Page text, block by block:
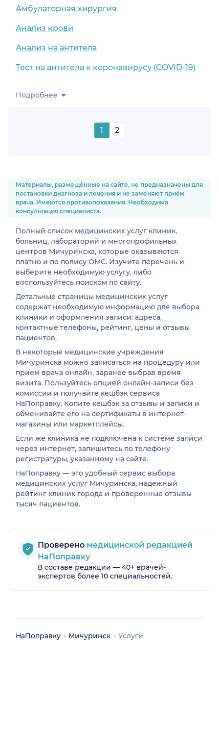
Амбулаторная хирургия
Анализ крови
Анализ на антитела
Тест на антитела к коронавирусу (COVID-19)
Подробнее
1 2
Материалы, размещённые на сайте, не предназначены для
постановки диагноза и лечения и не заменяют приём
врача. Имеются противопоказания. Необходима
консультация специалиста.
Полный список медицинских услуг клиник,
больниц, лабораторий и многопрофильных
центров Мичуринска, которые оказываются
платно и по полису ОМС. Изучите перечень и
выберите необходимую услугу, либо
воспользуйтесь поиском по сайту.
Детальные страницы медицинских услуг
содержат необходимую информацию для выбора
клиники и оформления записи: адреса,
контактные телефоны, рейтинг, цены и отзывы
пациентов.
В некоторые медицинские учреждения
Мичуринска можно записаться на процедуру или
прием врача онлайн, заранее выбрав время
визита. Пользуйтесь опцией онлайн-записи без
комиссии и получайте кешбэк сервиса
НаПоправку. Копите кешбэк за отзывы и записи и
обменивайте его на сертификаты в интернет-
магазины или маркетплейсы.
Если же клиника не подключена к системе записи
через интернет, запишитесь по телефону
регистратуры, указанному на сайте.
НаПоправку — это удобный сервис выбора
медицинских услуг Мичуринска, надежный
рейтинг клиник города и проверенные отзывы
тысяч пациентов.
Проверено медицинской редакцией
НаПоправку
В составе редакции — 40+ врачей-
экспертов более 10 специальностей.
НаПоправку Мичуринск Услуги